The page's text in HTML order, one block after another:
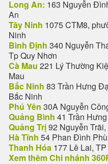
Long An: 163 Nguyễn
An
Tây Ninh 1075 CTM8,
Ninh
Bình Định 340 Nguyễn
Tp Quy Nhơn
Cà Mau 221 Lý Thường
Mau
Bắc Ninh 83 Trần Hưng
Bắc Ninh
Phú Yên 30A Nguyễn
Quảng Bình 41 Trần
Quảng Trị92 Nguyễn
Hà Tĩnh 54 Phan Đình
Thanh Hóa 177 Lê Lai,
Xem thêm Chi nhánh